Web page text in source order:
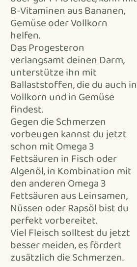
B-Vitaminen aus Bananen,
Gemüse oder Vollkorn
helfen.
Das Progesteron
verlangsamt deinen Darm,
unterstütze ihn mit
Ballaststoffen, die du auch in
Vollkorn und in Gemüse
findest.
Gegen die Schmerzen
vorbeugen kannst du jetzt
schon mit Omega 3
Fettsäuren in Fisch oder
Algenöl, in Kombination mit
den anderen Omega 3
Fettsäuren aus Leinsamen,
Nüssen oder Rapsöl bist du
perfekt vorbereitet.
Viel Fleisch solltest du jetzt
besser meiden, es fördert
zusätzlich die Schmerzen.